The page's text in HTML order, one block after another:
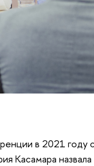
в 2021 году
Касамара